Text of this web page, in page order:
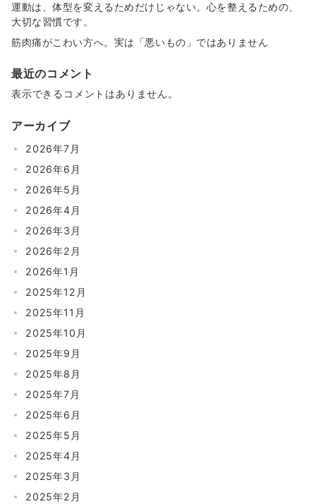
運動は、体型を変えるためだけじゃない。心を整えるための、
大切な習慣です。
筋肉痛がこわい方へ。実は「悪いもの」ではありません
最近のコメント
表示できるコメントはありません。
アーカイブ
2026年7月
2026年6月
2026年5月
2026年4月
2026年3月
2026年2月
2026年1月
2025年12月
2025年11月
2025年10月
2025年9月
2025年8月
2025年7月
2025年6月
2025年5月
2025年4月
2025年3月
2025年2月